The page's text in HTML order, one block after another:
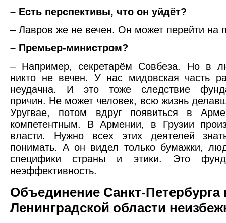
– Есть перспективы, что он уйдёт?
– Лавров же не вечен. Он может перейти на
– Премьер-министром?
– Например, секретарём Совбеза. Но в
никто не вечен. У нас мидовская часть
неудачна. И это тоже следствие
причин. Не может человек, всю жизнь
Уругвае, потом вдруг появиться в
компетентным. В Армении, в Грузии
власти. Нужно всех этих деятелей
понимать. А он видел только бумажки,
специфики страны и этики. Это
неэффективность.
Объединение Санкт-Петербурга
Ленинградской области